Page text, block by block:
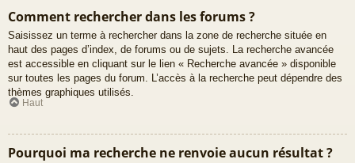
Comment rechercher dans les forums ?
Saisissez un terme à rechercher dans la zone de recherche située en
haut des pages d’index, de forums ou de sujets. La recherche avancée
est accessible en cliquant sur le lien « Recherche avancée » disponible
sur toutes les pages du forum. L’accès à la recherche peut dépendre des
thèmes graphiques utilisés.
Haut
Pourquoi ma recherche ne renvoie aucun résultat ?